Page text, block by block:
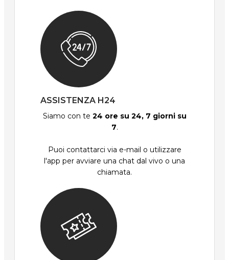
ASSISTENZA H24
Siamo con te 24 ore su 24, 7 giorni su
7.
Puoi contattarci via e-mail o utilizzare
l'app per avviare una chat dal vivo o una
chiamata.